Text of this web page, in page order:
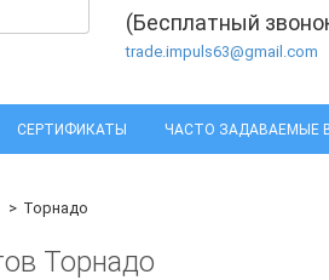
(Бесплатный
trade.impuls63@gmail.com
СЕРТИФИКАТЫ ЧАСТО ЗАДАВАЕМЫЕ
Торнадо
Торнадо